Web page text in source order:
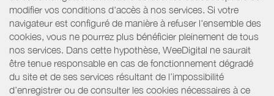
modifier vos conditions d'accès à nos services. Si votre
navigateur est configuré de manière à refuser l'ensemble des
cookies, vous ne pourrez plus bénéficier pleinement de tous
nos services. Dans cette hypothèse, WeeDigital ne saurait
être tenue responsable en cas de fonctionnement dégradé
du site et de ses services résultant de l’impossibilité
d’enregistrer ou de consulter les cookies nécessaires à ce